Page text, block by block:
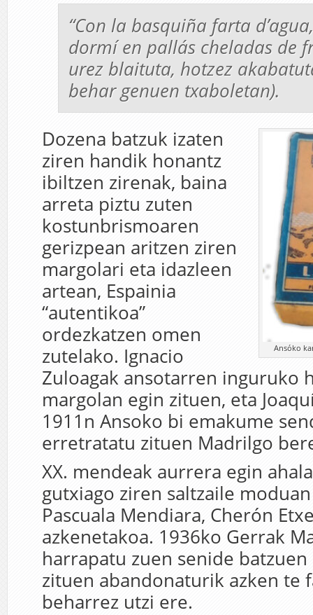
“Con la basquiña farta
dormí en pallás cheladas de
urez blaituta, hotzez
behar genuen txaboletan).
Ansóko
Dozena batzuk izaten
ziren handik honantz
ibiltzen zirenak, baina
arreta piztu zuten
kostunbrismoaren
gerizpean aritzen ziren
margolari eta idazleen
artean, Espainia
“autentikoa”
ordezkatzen omen
zutelako. Ignacio
Zuloagak ansotarren inguruko
margolan egin zituen, eta
1911n Ansoko bi emakume
erretratatu zituen Madrilgo
XX. mendeak aurrera egin
gutxiago ziren saltzaile
Pascuala Mendiara, Cherón
azkenetakoa. 1936ko Gerrak
harrapatu zuen senide
zituen abandonaturik azken te
beharrez utzi ere.